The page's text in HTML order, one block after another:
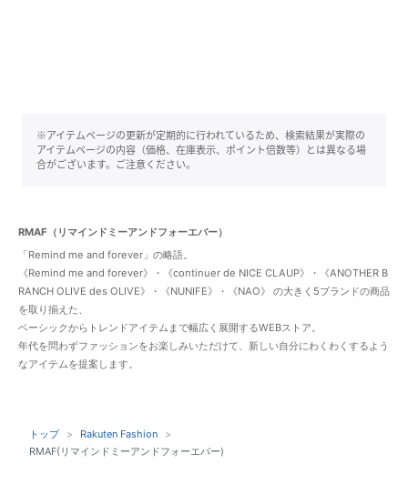
※アイテムページの更新が定期的に行われているため、検索結果が実際の
アイテムページの内容（価格、在庫表示、ポイント倍数等）とは異なる場
合がございます。ご注意ください。
RMAF（リマインドミーアンドフォーエバー）
「Remind me and forever」の略語。
《Remind me and forever》・《continuer de NICE CLAUP》・《ANOTHER B
RANCH OLIVE des OLIVE》・《NUNIFE》・《NAO》 の大きく5ブランドの商品
を取り揃えた、
ベーシックからトレンドアイテムまで幅広く展開するWEBストア。
年代を問わずファッションをお楽しみいただけて、新しい自分にわくわくするよう
なアイテムを提案します。
トップ
Rakuten Fashion
RMAF(リマインドミーアンドフォーエバー)